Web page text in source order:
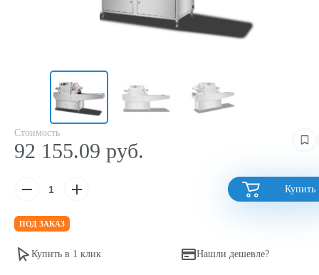
Стоимость
92 155.09 руб.
Купить
ПОД ЗАКАЗ
Купить в 1 клик Нашли дешевле?